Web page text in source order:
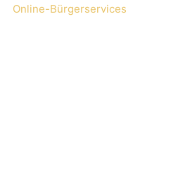
Online-Bürgerservices